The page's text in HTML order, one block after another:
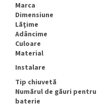
Marca
Dimensiune
Lăţime
Adâncime
Culoare
Material
Instalare
Tip chiuvetă
Numărul de găuri pentru
baterie